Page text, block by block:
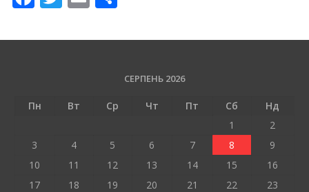
e
o
ittai ді
и
т
СЕРПЕНЬ 2026
Пн Вт Ср Чт Пт Сб
Нд
1
2
3
4 5 6 7 8
9
10
11 12 13 14 15
16
17
18 19 20 21 22
23